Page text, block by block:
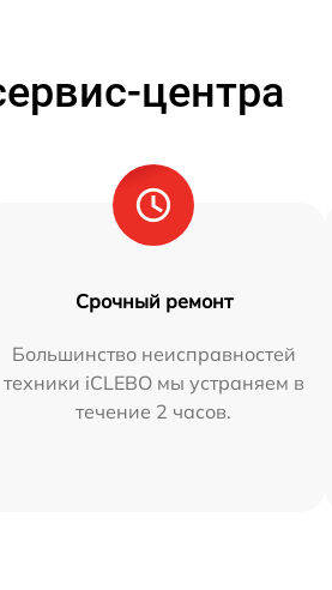
центра
Срочный ремонт
Большинство неисправностей
техники iCLEBO мы устраняем в
течение 2 часов.